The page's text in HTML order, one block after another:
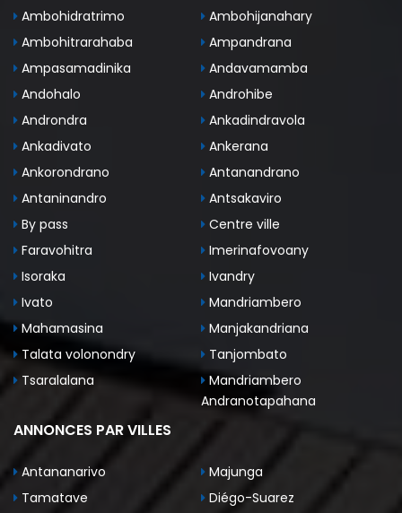
Ambohidratrimo
Ambohijanahary
Ambohitrarahaba
Ampandrana
Ampasamadinika
Andavamamba
Andohalo
Androhibe
Androndra
Ankadindravola
Ankadivato
Ankerana
Ankorondrano
Antanandrano
Antaninandro
Antsakaviro
By pass
Centre ville
Faravohitra
Imerinafovoany
Isoraka
Ivandry
Ivato
Mandriambero
Mahamasina
Manjakandriana
Talata volonondry
Tanjombato
Tsaralalana
Mandriambero
Andranotapahana
ANNONCES PAR VILLES
Antananarivo
Majunga
Tamatave
Diégo-Suarez